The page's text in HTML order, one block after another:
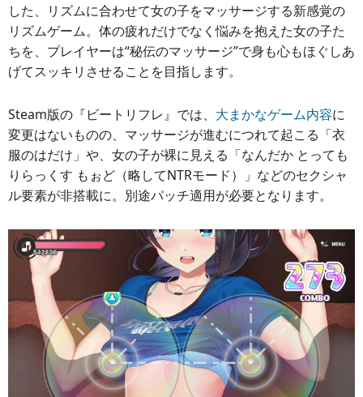
した、リズムに合わせて女の子をマッサージする新感覚の
リズムゲーム。体の疲れだけでなく悩みを抱えた女の子た
ちを、プレイヤーは“秘伝のマッサージ”で身も心もほぐしあ
げてスッキリさせることを目指します。
Steam版の『ビートリフレ』では、 大まかなゲーム内容に
変更はないものの、マッサージが進むにつれて起こる「衣
服のはだけ」や、女の子が裸に見える「なんだか とっても
りらっくす もぉど（略してNTRモード）」などのセクシャ
ル要素が非搭載に。別途パッチ適用が必要となります。